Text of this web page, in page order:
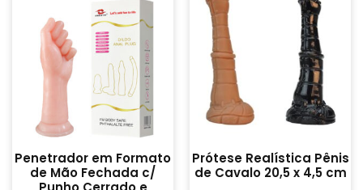
Penetrador em Formato
de Mão Fechada c/
Prótese Realística Pênis
de Cavalo 20,5 x 4,5 cm